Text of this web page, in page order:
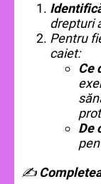
drepturi
Pentru
caiet:
Ce
De
✍️